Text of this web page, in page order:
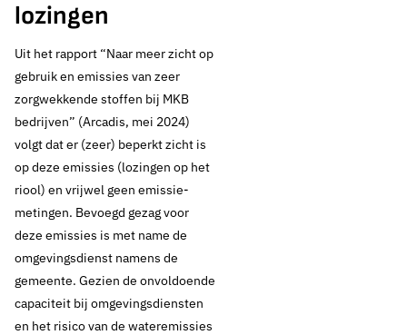
lozingen
Uit het rapport “Naar meer zicht op
gebruik en emissies van zeer
zorgwekkende stoffen bij MKB
bedrijven” (Arcadis, mei 2024)
volgt dat er (zeer) beperkt zicht is
op deze emissies (lozingen op het
riool) en vrijwel geen emissie-
metingen. Bevoegd gezag voor
deze emissies is met name de
omgevingsdienst namens de
gemeente. Gezien de onvoldoende
capaciteit bij omgevingsdiensten
en het risico van de wateremissies